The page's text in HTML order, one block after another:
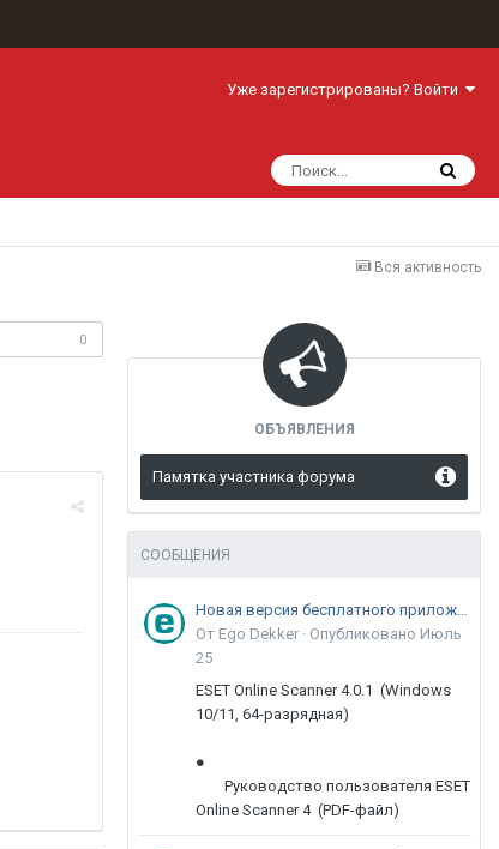
Уже зарегистрированы? Войти
Вся активность
0
ОБЪЯВЛЕНИЯ
Памятка участника форума
СООБЩЕНИЯ
Новая версия бесплатного приложения ESET Online Scanner доступна пользователям
От Ego Dekker · Опубликовано Июль
25
ESET Online Scanner 4.0.1 (Windows
10/11, 64-разрядная)
●
Руководство пользователя ESET
Online Scanner 4 (PDF-файл)